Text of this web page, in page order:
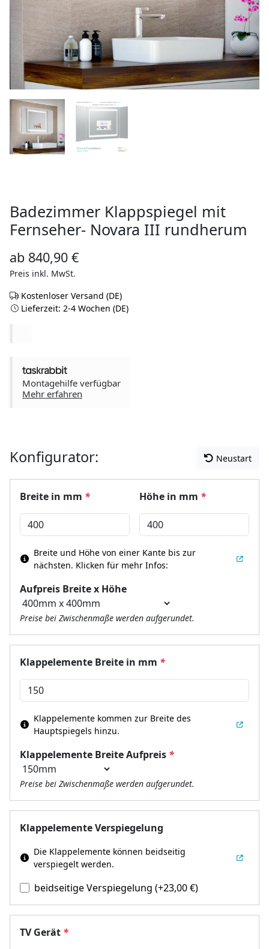
Badezimmer Klappspiegel mit
Fernseher- Novara III rundherum
ab 840,90 €
Preis inkl. MwSt.
Kostenloser Versand (DE)
Lieferzeit: 2-4 Wochen (DE)
Montagehilfe verfügbar
Mehr erfahren
Konfigurator: Neustart
Breite in mm * Höhe in mm *
Aufpreis Breite x Höhe
Breite und Höhe von einer Kante bis zur
nächsten. Klicken für mehr Infos:
Preise bei Zwischenmaße werden aufgerundet.
Klappelemente Breite in mm *
Klappelemente Breite Aufpreis *
Klappelemente kommen zur Breite des
Hauptspiegels hinzu.
Preise bei Zwischenmaße werden aufgerundet.
Klappelemente Verspiegelung
Die Klappelemente können beidseitig
verspiegelt werden.
beidseitige Verspiegelung (+23,00€)
TV Gerät *